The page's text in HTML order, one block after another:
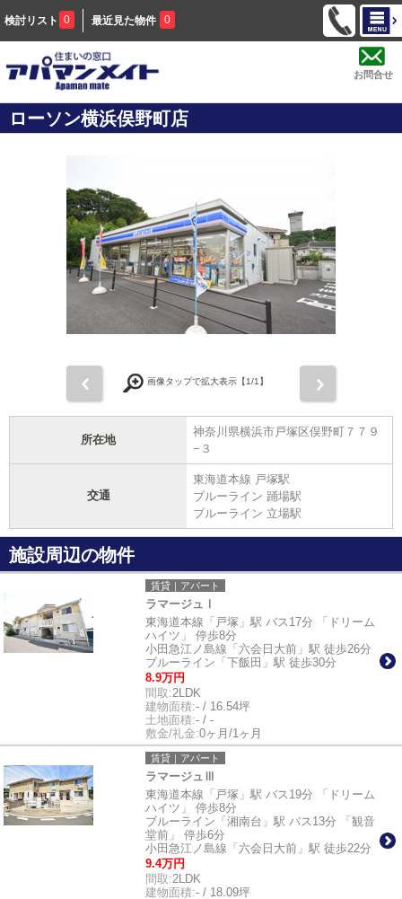
検討リスト 0 最近見た物件 0
お問合せ
ローソン横浜俣野町店
画像タップで拡大表示【1/1】
所在地
神奈川県横浜市戸塚区俣野町７７９
−３
交通
東海道本線 戸塚駅
ブルーライン 踊場駅
ブルーライン 立場駅
施設周辺の物件
賃貸｜アパート
ラマージュⅠ
東海道本線「戸塚」駅 バス17分 「ドリーム
ハイツ」 停歩8分
小田急江ノ島線「六会日大前」駅 徒歩26分
ブルーライン「下飯田」駅 徒歩30分
8.9万円
間取:2LDK
建物面積:- / 16.54坪
土地面積:- / -
敷金/礼金:0ヶ月/1ヶ月
賃貸｜アパート
ラマージュⅢ
東海道本線「戸塚」駅 バス19分 「ドリーム
ハイツ」 停歩8分
ブルーライン「湘南台」駅 バス13分 「観音
堂前」 停歩6分
小田急江ノ島線「六会日大前」駅 徒歩22分
9.4万円
間取:2LDK
建物面積:- / 18.09坪